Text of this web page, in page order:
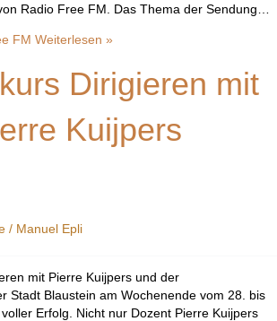
Radio Free FM. Das Thema der Sendung…
FM Weiterlesen »
Dirigieren mit
Kuijpers
/ Manuel Epli
mit Pierre Kuijpers und der
Stadt Blaustein am Wochenende vom 28. bis
Erfolg. Nicht nur Dozent Pierre Kuijpers